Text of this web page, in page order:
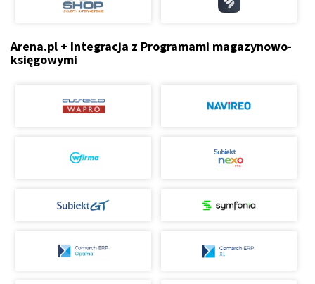
Arena.pl + Integracja z Programami magazynowo-
księgowymi